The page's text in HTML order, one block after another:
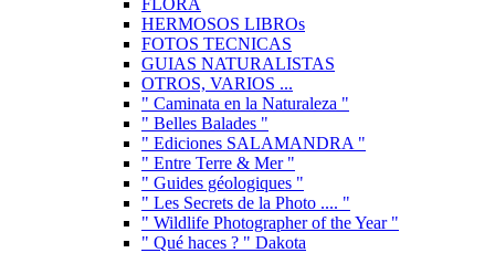
FLORA
HERMOSOS LIBROs
FOTOS TECNICAS
GUIAS NATURALISTAS
OTROS, VARIOS ...
" Caminata en la Naturaleza "
" Belles Balades "
" Ediciones SALAMANDRA "
" Entre Terre & Mer "
" Guides géologiques "
" Les Secrets de la Photo .... "
" Wildlife Photographer of the Year "
" Qué haces ? " Dakota